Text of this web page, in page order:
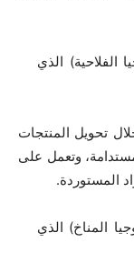
الفلاحية) الذي
تحويل المنتجات
مستدامة، وتعمل على
المستوردة.
المناخ) الذي